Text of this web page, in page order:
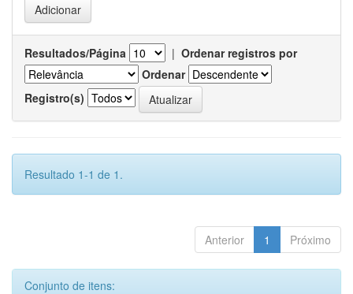
Resultados/Página | Ordenar registros por
Ordenar
Registro(s)
Resultado 1-1 de 1.
Anterior 1 Próximo
Conjunto de itens: